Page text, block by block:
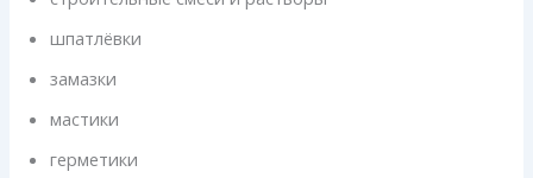
шпатлёвки
замазки
мастики
герметики